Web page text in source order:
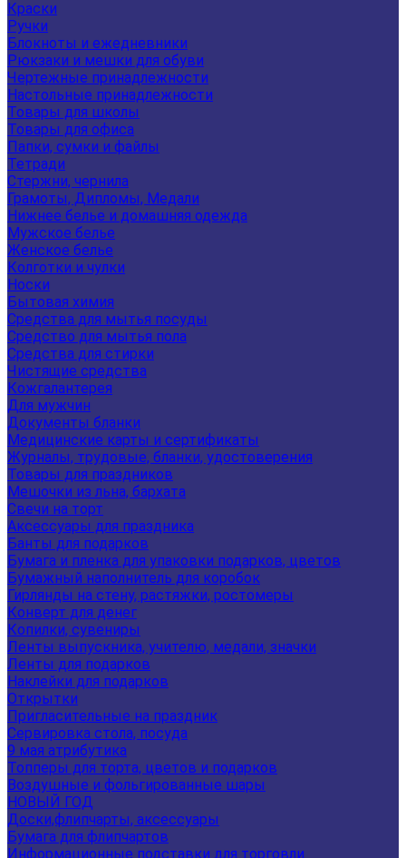
Краски
Ручки
Блокноты и ежедневники
Рюкзаки и мешки для обуви
Чертежные принадлежности
Настольные принадлежности
Товары для школы
Товары для офиса
Папки, сумки и файлы
Тетради
Стержни, чернила
Грамоты, Дипломы, Медали
Нижнее белье и домашняя одежда
Мужское белье
Женское белье
Колготки и чулки
Носки
Бытовая химия
Средства для мытья посуды
Средство для мытья пола
Средства для стирки
Чистящие средства
Кожгалантерея
Для мужчин
Документы бланки
Медицинские карты и сертификаты
Журналы, трудовые, бланки, удостоверения
Товары для праздников
Мешочки из льна, бархата
Свечи на торт
Аксессуары для праздника
Банты для подарков
Бумага и пленка для упаковки подарков, цветов
Бумажный наполнитель для коробок
Гирлянды на стену, растяжки, ростомеры
Конверт для денег
Копилки, сувениры
Ленты выпускника, учителю, медали, значки
Ленты для подарков
Наклейки для подарков
Открытки
Пригласительные на праздник
Сервировка стола, посуда
9 мая атрибутика
Топперы для торта, цветов и подарков
Воздушные и фольгированные шары
НОВЫЙ ГОД
Доски,флипчарты, аксессуары
Бумага для флипчартов
Информационные подставки для торговли